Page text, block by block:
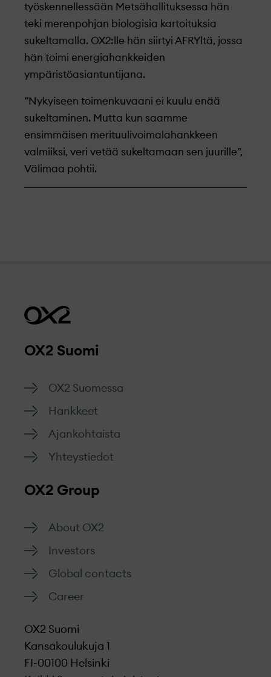
työskennellessään Metsähallituksessa hän
teki merenpohjan biologisia kartoituksia
sukeltamalla. OX2:lle hän siirtyi AFRYltä, jossa
hän toimi energiahankkeiden
ympäristöasiantuntijana.
”Nykyiseen toimenkuvaani ei kuulu enää
sukeltaminen. Mutta kun saamme
ensimmäisen merituulivoimalahankkeen
valmiiksi, veri vetää sukeltamaan sen juurille”,
Välimaa pohtii.
OX2 Suomi
OX2 Suomessa
Hankkeet
Ajankohtaista
Yhteystiedot
OX2 Group
About OX2
Investors
Global contacts
Career
OX2 Suomi
Kansakoulukuja 1
FI-00100 Helsinki